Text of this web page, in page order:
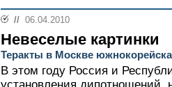
// 06.04.2010
Невеселые картинки
Теракты в Москве
В этом году Россия и